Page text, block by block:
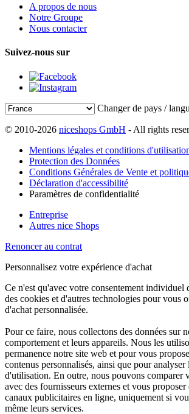
A propos de nous
Notre Groupe
Nous contacter
Suivez-nous sur
Changer de pays /
© 2010-2026 niceshops GmbH - All rights
Mentions légales et conditions
Protection des Données
Conditions Générales de Vente et
Déclaration d'accessibilité
Paramètres de confidentialité
Entreprise
Autres nice Shops
Renoncer au contrat
Personnalisez votre expérience d'achat
Ce n'est qu'avec votre consentement individuel
des cookies et d'autres technologies pour vous
d'achat personnalisée.
Pour ce faire, nous collectons des données sur
comportement et leurs appareils. Nous les
permanence notre site web et pour vous
contenus personnalisés, ainsi que pour analyser
d'utilisation. En outre, nous pouvons comparer
avec des fournisseurs externes et vous
canaux publicitaires en ligne, uniquement si
même leurs services.